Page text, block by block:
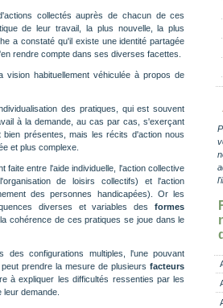
collectés auprès de chacun de ces
de leur travail, la plus nouvelle, la plus
a constaté qu'il existe une identité partagée
rendre compte dans ses diverses facettes.
habituellement véhiculée à propos de
des pratiques, qui est souvent
à la demande, au cas par cas, s'exerçant
présentes, mais les récits d'action nous
et plus complexe.
entre l'aide individuelle, l'action collective
de loisirs collectifs) et l'action
des personnes handicapées). Or les
diverses et variables desformes
cohérence de ces pratiques se joue dans le
des configurations multiples, l'une pouvant
prendre la mesure de plusieurs facteurs
à expliquer les difficultés ressenties par les
demande.